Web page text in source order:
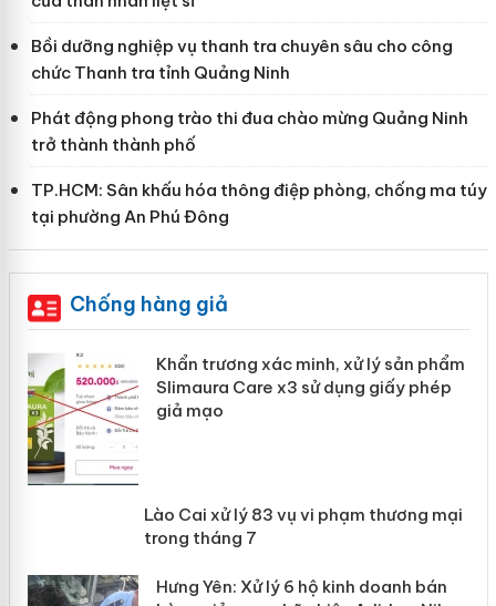
Bồi dưỡng nghiệp vụ thanh tra chuyên sâu cho công
chức Thanh tra tỉnh Quảng Ninh
Phát động phong trào thi đua chào mừng Quảng Ninh
trở thành thành phố
TP.HCM: Sân khấu hóa thông điệp phòng, chống ma túy
tại phường An Phú Đông
Chống hàng giả
Khẩn trương xác minh, xử lý sản phẩm
Slimaura Care x3 sử dụng giấy phép
giả mạo
Lào Cai xử lý 83 vụ vi phạm thương
mại trong tháng 7